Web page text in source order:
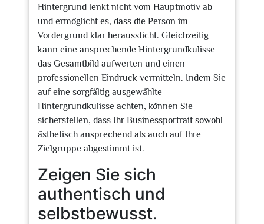
Hintergrund lenkt nicht vom Hauptmotiv ab
und ermöglicht es, dass die Person im
Vordergrund klar heraussticht. Gleichzeitig
kann eine ansprechende Hintergrundkulisse
das Gesamtbild aufwerten und einen
professionellen Eindruck vermitteln. Indem Sie
auf eine sorgfältig ausgewählte
Hintergrundkulisse achten, können Sie
sicherstellen, dass Ihr Businessportrait sowohl
ästhetisch ansprechend als auch auf Ihre
Zielgruppe abgestimmt ist.
Zeigen Sie sich
authentisch und
selbstbewusst.